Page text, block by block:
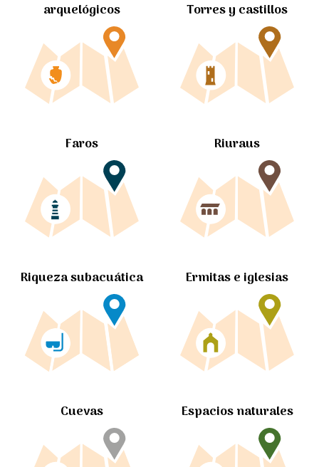
arquelógicos
Torres y castillos
Faros Riuraus
Riqueza subacuática Ermitas e iglesias
Cuevas Espacios naturales